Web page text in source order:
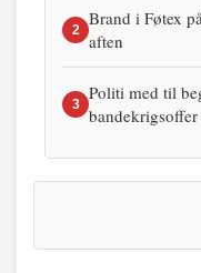
2
Brand i Føtex
aften
3
Politi med til
bandekrigsoffer